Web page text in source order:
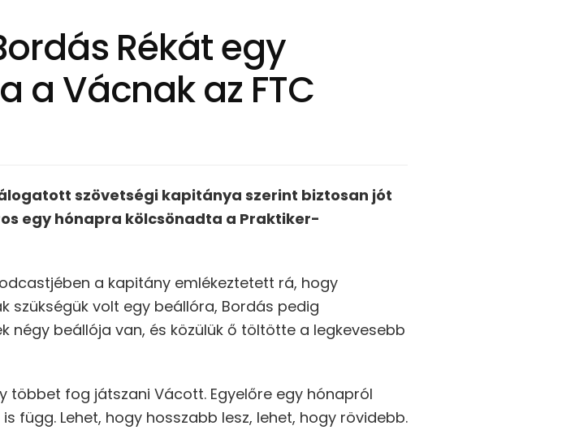
Rékát egy
a Vácnak az FTC
szövetségi kapitánya szerint biztosan jót
egy hónapra kölcsönadta a Praktiker-
a kapitány emlékeztetett rá, hogy
szükségük volt egy beállóra, Bordás pedig
négy beállója van, és közülük ő töltötte a legkevesebb
többet fog játszani Vácott. Egyelőre egy hónapról
függ. Lehet, hogy hosszabb lesz, lehet, hogy rövidebb.